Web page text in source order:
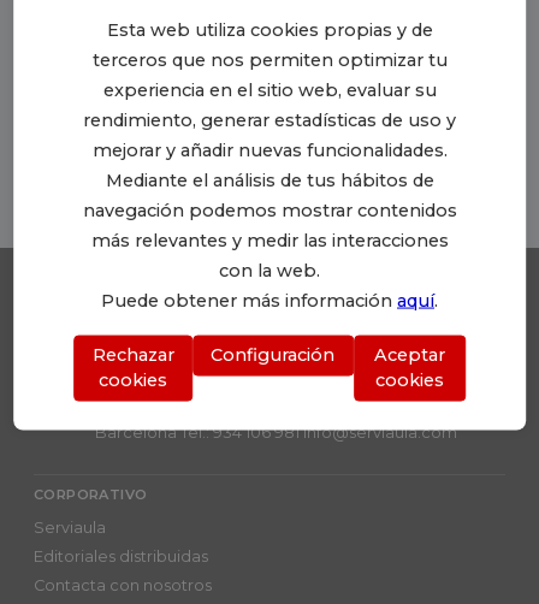
Esta web utiliza cookies propias y de
terceros que nos permiten optimizar tu
experiencia en el sitio web, evaluar su
rendimiento, generar estadísticas de uso y
mejorar y añadir nuevas funcionalidades.
Mediante el análisis de tus hábitos de
navegación podemos mostrar contenidos
más relevantes y medir las interacciones
con la web.
Puede obtener más información aquí.
Rechazar
cookies
Configuración
Aceptar
cookies
SERVIAULA
Plaza Dr. Letamendi, 7 Planta 3, oficina 6. 08007
Barcelona Tel.: 934 106 981 info@serviaula.com
CORPORATIVO
Serviaula
Editoriales distribuidas
Contacta con nosotros